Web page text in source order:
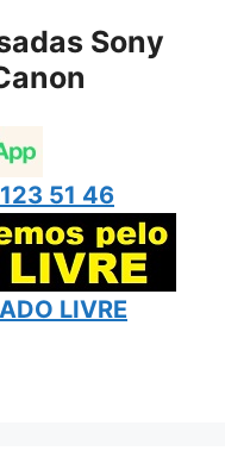
Sony
51 46
LIVRE